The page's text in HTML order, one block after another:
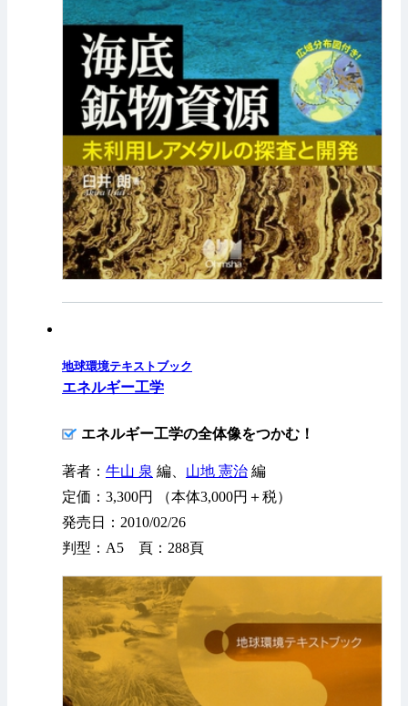
地球環境テキストブック
エネルギー工学
エネルギー工学の全体像をつかむ！
著者： 牛山 泉 編、 山地 憲治 編
定価：3,300円 （本体3,000円＋税）
発売日：2010/02/26
判型：A5 頁：288頁